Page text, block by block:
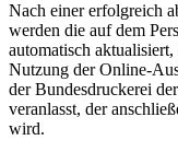
Nach einer erfolgreich
werden die auf dem
automatisch
Nutzung der Online-
der Bundesdruckerei
veranlasst, der
wird.